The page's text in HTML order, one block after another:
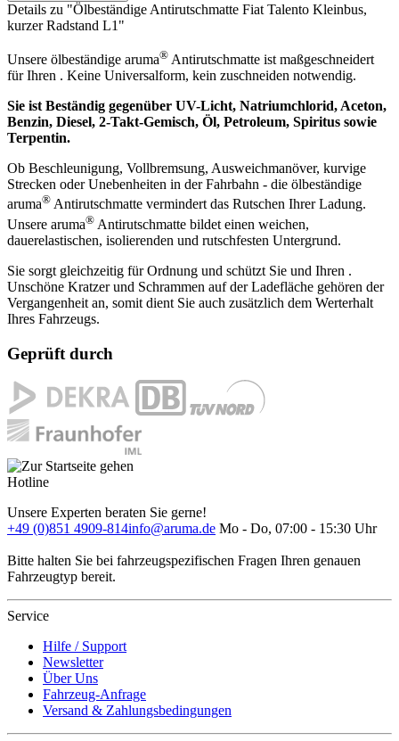
Details zu "Ölbeständige Antirutschmatte Fiat Talento Kleinbus,
kurzer Radstand L1"
Unsere ölbeständige aruma® Antirutschmatte ist maßgeschneidert
für Ihren . Keine Universalform, kein zuschneiden notwendig.
Sie ist Beständig gegenüber UV-Licht, Natriumchlorid, Aceton,
Benzin, Diesel, 2-Takt-Gemisch, Öl, Petroleum, Spiritus sowie
Terpentin.
Ob Beschleunigung, Vollbremsung, Ausweichmanöver, kurvige
Strecken oder Unebenheiten in der Fahrbahn - die ölbeständige
aruma® Antirutschmatte vermindert das Rutschen Ihrer Ladung.
Unsere aruma® Antirutschmatte bildet einen weichen,
dauerelastischen, isolierenden und rutschfesten Untergrund.
Sie sorgt gleichzeitig für Ordnung und schützt Sie und Ihren .
Unschöne Kratzer und Schrammen auf der Ladefläche gehören der
Vergangenheit an, somit dient Sie auch zusätzlich dem Werterhalt
Ihres Fahrzeugs.
Geprüft durch
Hotline
Unsere Experten beraten Sie gerne!
+49 (0)851 4909-814info@aruma.de Mo - Do, 07:00 - 15:30 Uhr
Bitte halten Sie bei fahrzeugspezifischen Fragen Ihren genauen
Fahrzeugtyp bereit.
Service
Hilfe / Support
Newsletter
Über Uns
Fahrzeug-Anfrage
Versand & Zahlungsbedingungen